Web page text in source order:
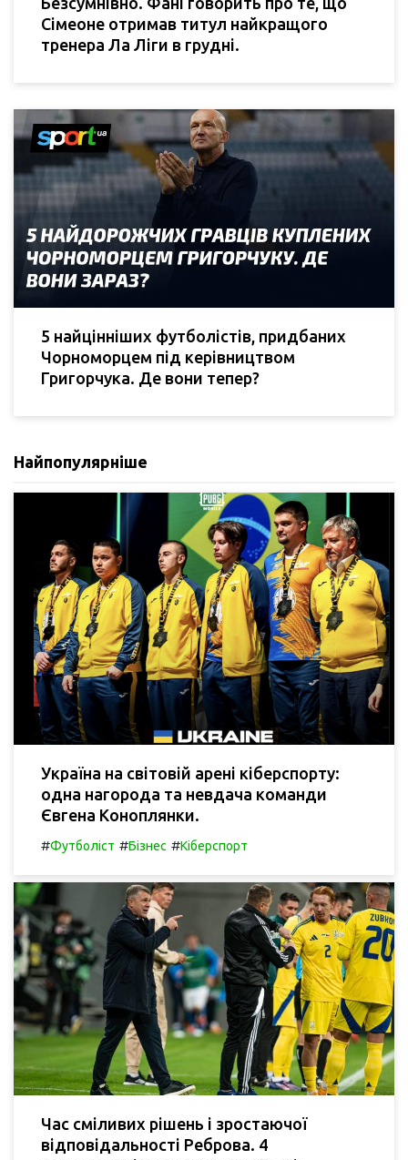
Сімеоне отримав титул найкращого
тренера Ла Ліги в грудні.
5 найцінніших футболістів, придбаних
Чорноморцем під керівництвом
Григорчука. Де вони тепер?
Найпопулярніше
Україна на світовій арені кіберспорту:
одна нагорода та невдача команди
Євгена Коноплянки.
#Футболіст #Бізнес #Кіберспорт
Час сміливих рішень і зростаючої
відповідальності Реброва. 4